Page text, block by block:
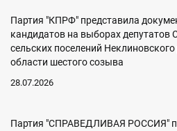
Партия "КПРФ" представила
кандидатов на выборах депутатов
сельских поселений
области шестого созыва
28.07.2026
Партия "СПРАВЕДЛИВАЯ РОССИЯ"